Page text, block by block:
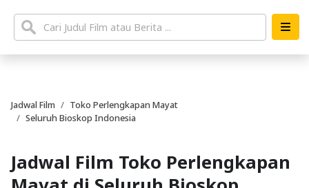
Jadwal Film
Toko Perlengkapan Mayat
Seluruh Bioskop Indonesia
Jadwal Film Toko Perlengkapan